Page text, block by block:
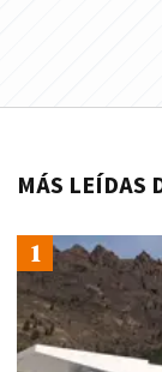
MÁS LEÍDAS